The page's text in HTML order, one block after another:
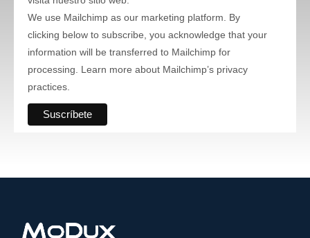
We use Mailchimp as our marketing platform. By
clicking below to subscribe, you acknowledge that your
information will be transferred to Mailchimp for
processing. Learn more about Mailchimp’s privacy
practices.